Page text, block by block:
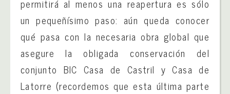
permitirá al menos una reapertura es sólo
un pequeñísimo paso: aún queda conocer
qué pasa con la necesaria obra global que
asegure la obligada conservación del
conjunto BIC Casa de Castril y Casa de
Latorre (recordemos que esta última parte